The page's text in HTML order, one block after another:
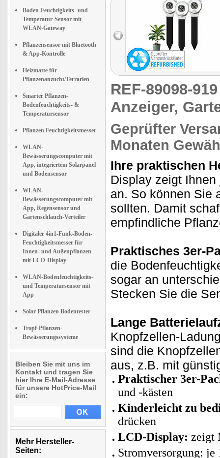
Boden-Feuchtigkeits- und
Temperatur-Sensor mit
WLAN-Gateway
Pflanzensensor mit Bluetooth
& App-Kontrolle
Heizmatte für
Pflanzenanzucht/Terrarien
Smarter Pflanzen-
Bodenfeuchtigkeits- &
Temperatursensor
Pflanzen Feuchtigkeitsmesser
WLAN-
Bewässerungscomputer mit
App, integriertem Solarpanel
und Bodensensor
WLAN-
Bewässerungscomputer mit
App, Regensensor und
Gartenschlauch-Verteiler
Digitaler 4in1-Funk-Boden-
Feuchtigkeitsmesser für
Innen- und Außenpflanzen
mit LCD-Display
WLAN-Bodenfeuchtigkeits-
und Temperatursensor mit
App
Solar Pflanzen Bodentester
Tropf-Pflanzen-
Bewässerungssysteme
Bleiben Sie mit uns im
Kontakt und tragen Sie
hier Ihre E-Mail-Adresse
für unsere HotPrice-Mail
ein:
Mehr Hersteller-
Seiten:
REF-89098-
Anzeiger,
Geprüfter
Monaten
Ihre praktischen
Display zeigt
an. So können Sie
sollten. Damit
empfindliche
Praktisches 3er-
die
sogar an
Stecken Sie die
Lange
Knopfzellen-
sind die
aus, z.B. mit
Praktischer 3er-
und -kästen
Kinderleicht zu
drücken
LCD-Display: zeigt
Stromversorgung: